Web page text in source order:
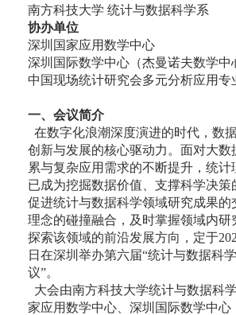
南方科技大学 统计与数据科学系
协办单位
深圳国家应用数学中心
深圳国际数学中心（杰曼诺夫数学中
中国现场统计研究会多元分析应用专
一、会议简介
在数字化浪潮深度演进的时代，数
创新与发展的核心驱动力。面对大数
累与复杂应用需求的不断提升，统计
已成为挖掘数据价值、支撑科学决策
促进统计与数据科学领域研究成果的
理念的碰撞融合，及时掌握领域内研
探索该领域的前沿发展方向，定于
日在深圳举办第六届“统计与数据科
议”。
大会由南方科技大学统计与数据科
家应用数学中心、深圳国际数学中心